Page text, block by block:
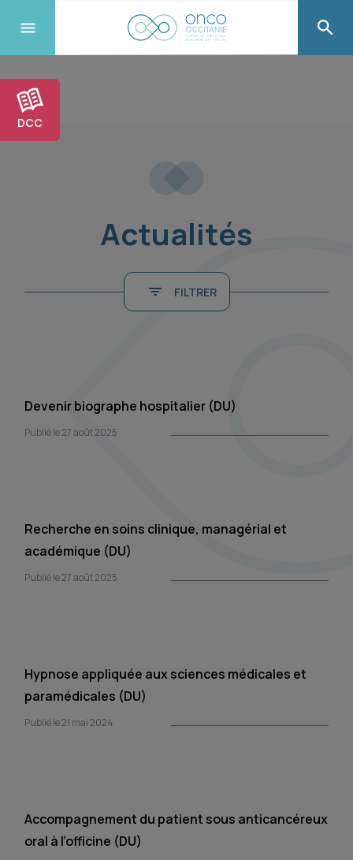
DCC
Actualités
FILTRER
Devenir biographe hospitalier (DU)
Publié le 27 août 2025
Recherche en soins clinique, managérial et
académique (DU)
Publié le 27 août 2025
Hypnose appliquée aux sciences médicales et
paramédicales (DU)
Publié le 21 mai 2024
Accompagnement du patient sous anticancéreux
oral à l’officine (DU)